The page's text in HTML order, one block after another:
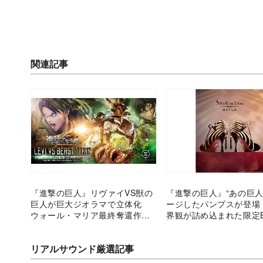
関連記事
『進撃の巨人』リヴァイVS獣の
巨人が巨大ジオラマで立体化
ウォール・マリア最終奪還作戦
『進撃の巨人』“あの巨
ージしたパンプスが登
界観が詰め込まれた限定
リアルサウンド厳選記事